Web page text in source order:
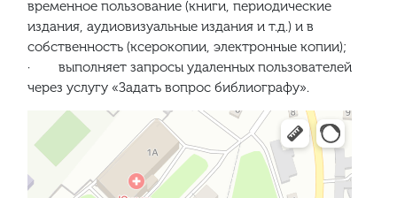
временное пользование (книги, периодические
издания, аудиовизуальные издания и т.д.) и в
собственность (ксерокопии, электронные копии);
· выполняет запросы удаленных пользователей
через услугу «Задать вопрос библиографу».